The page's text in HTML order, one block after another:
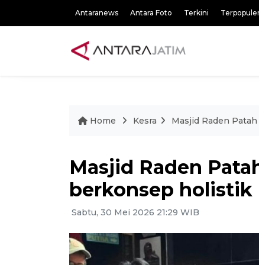
Antaranews Antara Foto Terkini
Home Kesra Masjid Raden
Masjid Raden
berkonsep holistik
Sabtu, 30 Mei 2026 21:29 WIB